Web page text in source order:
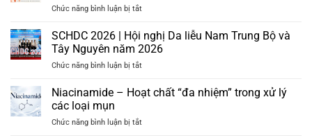
Chức năng bình luận bị tắtở
Phí]
Chuyển
giao
quy
cấp
và
SCHDC 2026 | Hội nghị Da liễu Nam Trung Bộ và
Tây Nguyên năm 2026
Chức năng bình luận bị tắtở
2026
|
nghị
Niacinamide – Hoạt chất “đa nhiệm” trong xử lý
các loại mụn
Chức năng bình luận bị tắtở